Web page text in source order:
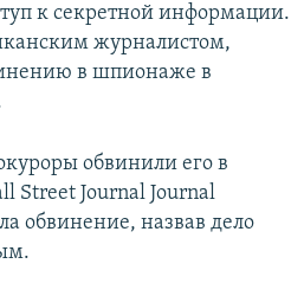
к секретной информации.
журналистом,
в шпионаже в
обвинили его в
Street Journal Journal
обвинение, назвав дело